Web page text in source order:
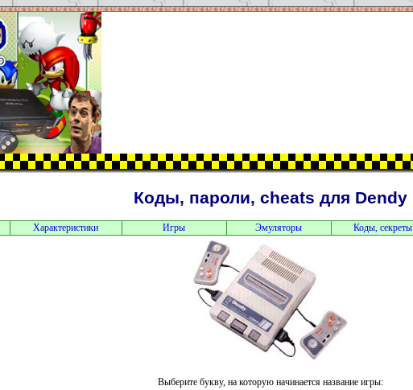
Коды, пароли, cheats для Dendy
Характеристики Игры Эмуляторы Коды, секреты
Выберите букву, на которую начинается название игры: